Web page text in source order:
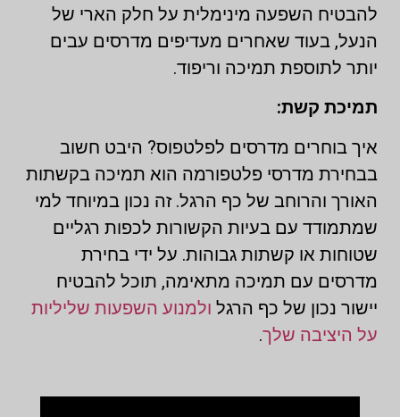
להבטיח השפעה מינימלית על חלק הארי של
הנעל, בעוד שאחרים מעדיפים מדרסים עבים
יותר לתוספת תמיכה וריפוד.
תמיכת קשת:
איך בוחרים מדרסים לפלטפוס? היבט חשוב
בבחירת מדרסי פלטפורמה הוא תמיכה בקשתות
האורך והרוחב של כף הרגל. זה נכון במיוחד למי
שמתמודד עם בעיות הקשורות לכפות רגליים
שטוחות או קשתות גבוהות. על ידי בחירת
מדרסים עם תמיכה מתאימה, תוכל להבטיח
יישור נכון של כף הרגל ולמנוע השפעות שליליות
על היציבה שלך.